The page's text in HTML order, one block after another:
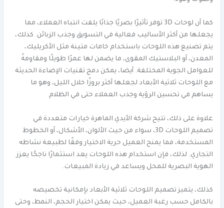
كما أن لوحات 3D توفر تأثيرًا بصريًا جذابًا يلفت انتباه العملاء، مما
يجعلها من أكثر الأساليب فعالية في التسويق وجذب الزبائن. كذلك،
يتم تصنيع هذه اللوحات باستخدام خامات متينة مثل الأكريليك،
المعدن، أو البلاستيك المقوى، ما يضمن لها عمرًا طويلًا ومقاومةً
للعوامل الجوية المختلفة. أيضا، يمكن دمج تقنيات الإضاءة الحديثة
مع اللوحات ثلاثية الأبعاد لجعلها أكثر بروزًا خلال الليل، وهو ما
يساهم في تحسين الرؤية وجذب العملاء حتى في الظلام.
علاوة على ذلك، تتيح شركة الأيدي الماهرة خيارات متعددة في
تصميم اللوحات 3D، سواء من حيث الألوان، الأشكال، أو الخطوط
المستخدمة، مما يمنح العميل حرية الاختيار وفقًا لطبيعة نشاطه
التجاري. لذلك، فإن استخدام هذه اللوحات يعد استثمارًا ناجحًا يعزز
الهوية البصرية للمحل ويساعد في زيادة المبيعات.
كذلك، يتميز تصميم اللوحات ثلاثية الأبعاد بإمكانية تخصيصه
بالكامل حسب رغبة العميل، حيث يمكن اختيار الحجم، النمط، وحتى